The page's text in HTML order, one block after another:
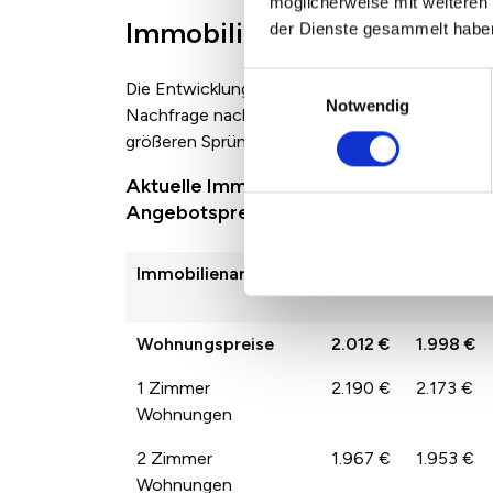
der Dienste gesammelt
Notwendig
Immobilienpreise in
Die Entwicklung der Immobilienpreise
Nachfrage nach den jeweiligen
größeren Sprüngen der Preise von Jahr zu Jahr
Aktuelle Immobilienpreise in
Angebotspreisen
Immobilienart
Wohnungspreise 2.012 € 1.998 €
1 Zimmer
Wohnungen
2.190 € 2.173 €
2 Zimmer
Wohnungen
1.967 € 1.953 €